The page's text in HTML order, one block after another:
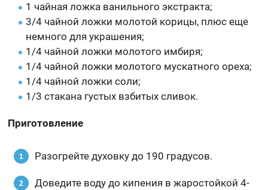
1 чайная ложка ванильного экстракта;
3/4 чайной ложки молотой корицы, плюс еще
немного для украшения;
1/4 чайной ложки молотого имбиря;
1/4 чайной ложки молотого мускатного ореха;
1/4 чайной ложки соли;
1/3 стакана густых взбитых сливок.
Приготовление
Разогрейте духовку до 190 градусов.
Доведите воду до кипения в жаростойкой 4-